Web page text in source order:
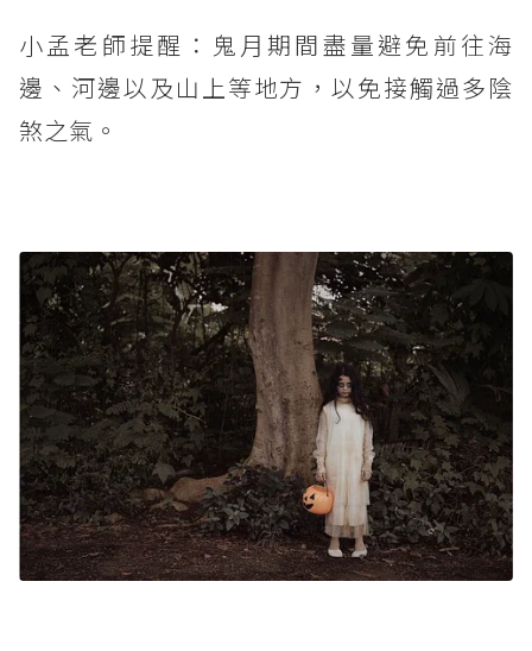
小孟老師提醒：鬼月期間盡量避免前往海
邊、河邊以及山上等地方，以免接觸過多陰
煞之氣。